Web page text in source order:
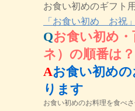
お食い初めのギフト
「お食い初め お祝
Qお食い初め
ネ）の順番は？
Aお食い初め
ります
お食い初めのお料理を食べ